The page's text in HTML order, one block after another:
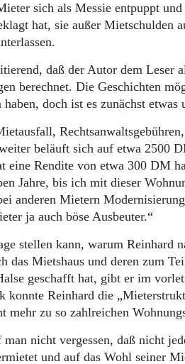
Start
wir sind
Ausgabe
Login
werden
Prämien
Archiv
Kontakt
sich als Messie entpuppt und
hat, sie außer Mietschulden
daß der Autor dem Leser
berechnet. Die Geschichten
doch ist es zunächst etwas
beläuft sich auf etwa 2500
eine Rendite von etwa 300 DM
Jahre, bis ich mit dieser
anderen Mietern
ja auch böse Ausbeuter.“
stellen kann, warum Reinhard
das Mietshaus und deren zum
geschafft hat, gibt er im
Reinhard die
mehr zu so zahlreichen
nicht vergessen, daß nicht
und auf das Wohl seiner